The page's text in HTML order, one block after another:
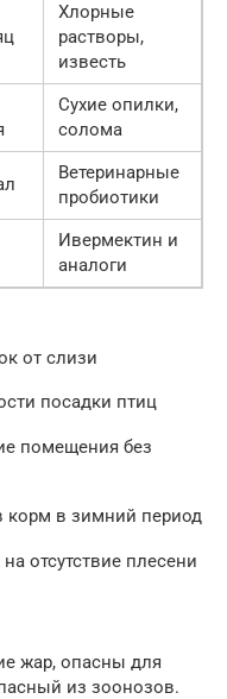
Хлорные
растворы,
известь
Сухие опилки,
солома
Ветеринарные
пробиотики
Ивермектин и
аналоги
от слизи
посадки птиц
помещения без
корм в зимний период
отсутствие плесени
жар, опасны для
из зоонозов.